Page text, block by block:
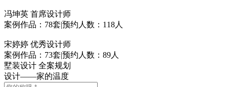
冯坤英 首席设计师
案例作品：78套|预约人数：118人
宋婷婷 优秀设计师
案例作品：73套|预约人数：89人
墅装设计 全案规划
设计——家的温度